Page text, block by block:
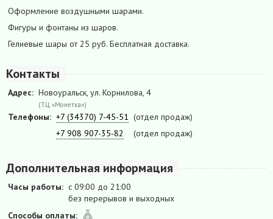
Оформление воздушными шарами.
Фигуры и фонтаны из шаров.
Гелиевые шары от 25 руб. Бесплатная доставка.
Контакты
Адрес: Новоуральск, ул. Корнилова, 4
(ТЦ «Монетка»)
Телефоны: +7 (34370) 7-45-51 (отдел продаж)
+7 908 907-35-82
(отдел продаж)
Дополнительная информация
Часы работы: с 09:00 до 21:00
без перерывов и выходных
Способы оплаты: